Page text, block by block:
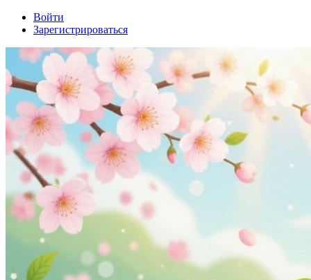
Войти
Зарегистрироваться